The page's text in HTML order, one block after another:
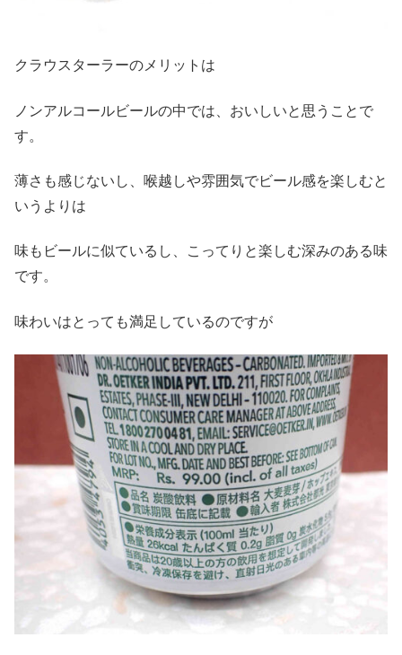
クラウスターラーのメリットは
ノンアルコールビールの中では、おいしいと思うことで
す。
薄さも感じないし、喉越しや雰囲気でビール感を楽しむと
いうよりは
味もビールに似ているし、こってりと楽しむ深みのある味
です。
味わいはとっても満足しているのですが